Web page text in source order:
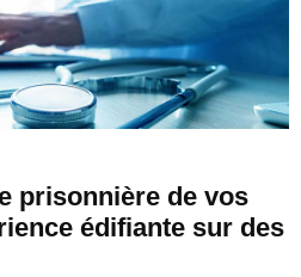
prisonnière de vos
édifiante sur des